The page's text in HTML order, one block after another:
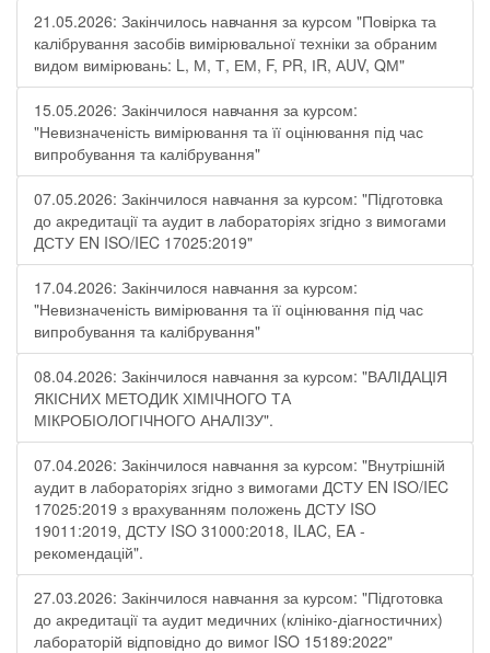
21.05.2026: Закінчилось навчання за курсом "Повірка та
калібрування засобів вимірювальної техніки за обраним
видом вимірювань: L, М, Т, ЕМ, F, РR, ІR, АUV, QМ"
15.05.2026: Закінчилося навчання за курсом:
"Невизначеність вимірювання та її оцінювання під час
випробування та калібрування"
07.05.2026: Закінчилося навчання за курсом: "Підготовка
до акредитації та аудит в лабораторіях згідно з вимогами
ДСТУ EN ISO/IEC 17025:2019"
17.04.2026: Закінчилося навчання за курсом:
"Невизначеність вимірювання та її оцінювання під час
випробування та калібрування"
08.04.2026: Закінчилося навчання за курсом: "ВАЛІДАЦІЯ
ЯКІСНИХ МЕТОДИК ХІМІЧНОГО ТА
МІКРОБІОЛОГІЧНОГО АНАЛІЗУ".
07.04.2026: Закінчилося навчання за курсом: "Внутрішній
аудит в лабораторіях згідно з вимогами ДСТУ EN ISO/IEC
17025:2019 з врахуванням положень ДСТУ ISO
19011:2019, ДСТУ ISO 31000:2018, ILAC, EA -
рекомендацій".
27.03.2026: Закінчилося навчання за курсом: "Підготовка
до акредитації та аудит медичних (клініко-діагностичних)
лабораторій відповідно до вимог ISO 15189:2022"